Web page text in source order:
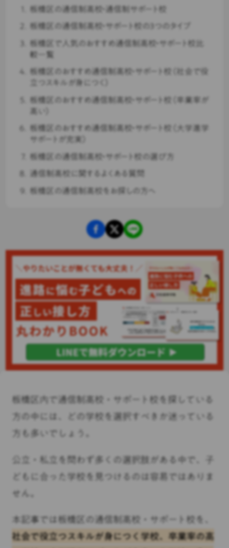
板橋区の通信制高校・通信制サポート校
板橋区の通信制高校・サポート校の3つのタイプ
板橋区で人気のおすすめ通信制高校・サポート校比
較一覧
板橋区のおすすめ通信制高校・サポート校（社会で役
立つスキルが身につく）
板橋区のおすすめ通信制高校・サポート校（卒業率が
板橋区のおすすめ通信制高校・サポート校（大学進学
サポートが充実）
板橋区の通信制高校・サポート校の選び方
通信制高校に関するよくある質問
板橋区の通信制高校をお探しの方へ
板橋区内で通信制高校・サポート校を探している
方の中には、どの学校を選択すべきか迷っている
方も多いでしょう。
公立・私立を問わず多くの選択肢がある中で、子
どもに合った学校を見つけるのは容易ではありま
せん。
本記事では板橋区の通信制高校・サポート校を、
社会で役立つスキルが身につく学校、卒業率の高